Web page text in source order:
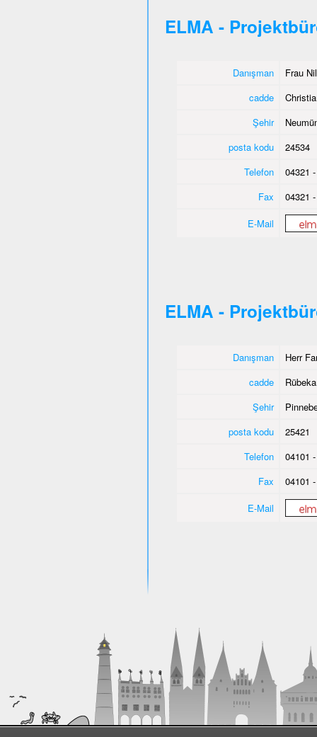
ELMA -
Danışman
Frau
cadde
Şehir
posta kodu
24534
Telefon
04321
Fax
04321
E-Mail
ELMA -
Danışman
Herr
cadde
Şehir
posta kodu
25421
Telefon
04101
Fax
04101
E-Mail